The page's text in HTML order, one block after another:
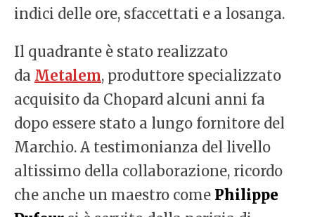
indici delle ore, sfaccettati e a losanga.
Il quadrante è stato realizzato
da Metalem, produttore specializzato
acquisito da Chopard alcuni anni fa
dopo essere stato a lungo fornitore del
Marchio. A testimonianza del livello
altissimo della collaborazione, ricordo
che anche un maestro come Philippe